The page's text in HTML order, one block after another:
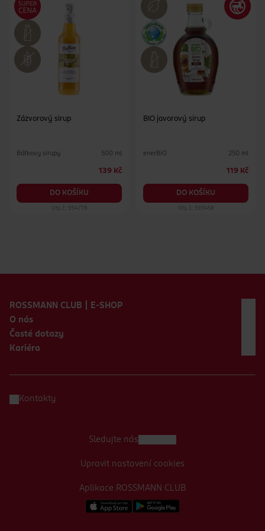
Zázvorový sirup
Báťkovy sirupy 500 ml
139 Kč
DO KOŠÍKU
Obj. č.: 954778
BIO javorový sirup
enerBiO 250 ml
119 Kč
DO KOŠÍKU
Obj. č.: 593458
ROSSMANN CLUB | E-SHOP
O nás
Časté dotazy
Kariéra
Kontakty
Aplikace ROSSMANN CLUB
Sledujte nás
Upravit nastavení cookies